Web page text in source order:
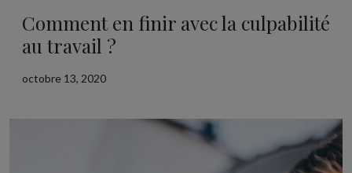
Comment en finir avec la culpabilité
au travail ?
octobre 13, 2020